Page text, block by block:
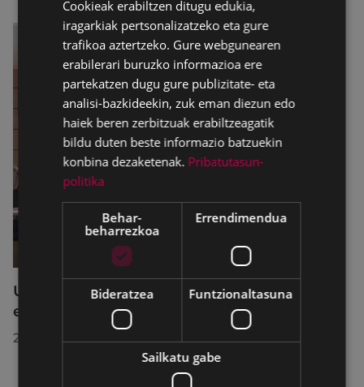
Udalbatzak 2026ko uztailaren 27an
egindako bilkuran hartutako erabakiak
2026/07/28
Cookieak erabiltzen ditugu edukia,
iragarkiak pertsonalizatzeko eta gure
trafikoa aztertzeko. Gure webgunearen
erabilerari buruzko informazioa ere
partekatzen dugu gure publizitate- eta
analisi-bazkideekin, zuk eman diezun edo
haiek beren zerbitzuak erabiltzeagatik
bildu duten beste informazio batzuekin
konbina dezaketenak. Pribatutasun-
politika
Behar-
beharrezkoa
Errendimendua
Bideratzea Funtzionaltasuna
Sailkatu gabe